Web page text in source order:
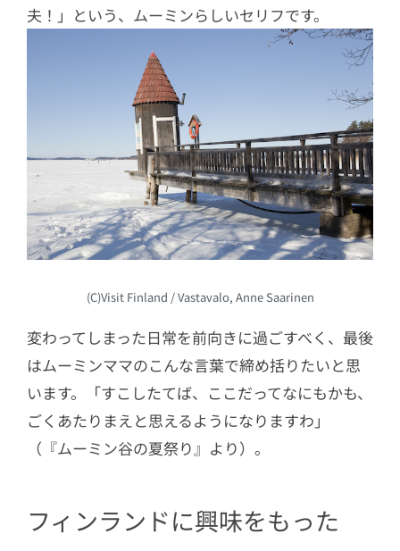
夫！」という、ムーミンらしいセリフです。
(C)Visit Finland / Vastavalo, Anne Saarinen
変わってしまった日常を前向きに過ごすべく、最後
はムーミンママのこんな言葉で締め括りたいと思
います。「すこしたてば、ここだってなにもかも、
ごくあたりまえと思えるようになりますわ」
（『ムーミン谷の夏祭り』より）。
フィンランドに興味をもった